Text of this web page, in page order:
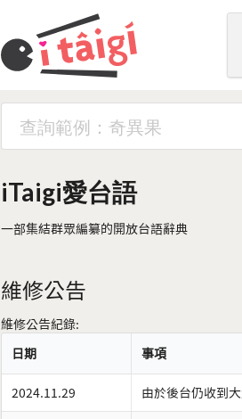
iTaigi愛台語
一部集結群眾編纂的開放台語辭典
維修公告
維修公告紀錄:
日期
事項
2024.11.29 由於後台仍收到